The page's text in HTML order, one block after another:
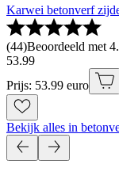
Karwei betonverf
(44)Beoordeeld met
53.99
Prijs: 53.99 euro
Bekijk alles in